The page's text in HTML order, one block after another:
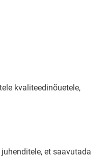
kvaliteedinõuetele,
et saavutada